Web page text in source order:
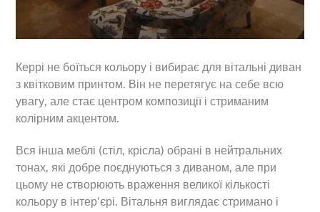
Керрі не боїться кольору і вибирає для вітальні диван
з квітковим принтом. Він не перетягує на себе всю
увагу, але стає центром композиції і стриманим
колірним акцентом.
Вся інша меблі (стіл, крісла) обрані в нейтральних
тонах, які добре поєднуються з диваном, але при
цьому не створюють враження великої кількості
кольору в інтер’єрі. Вітальня виглядає стримано і